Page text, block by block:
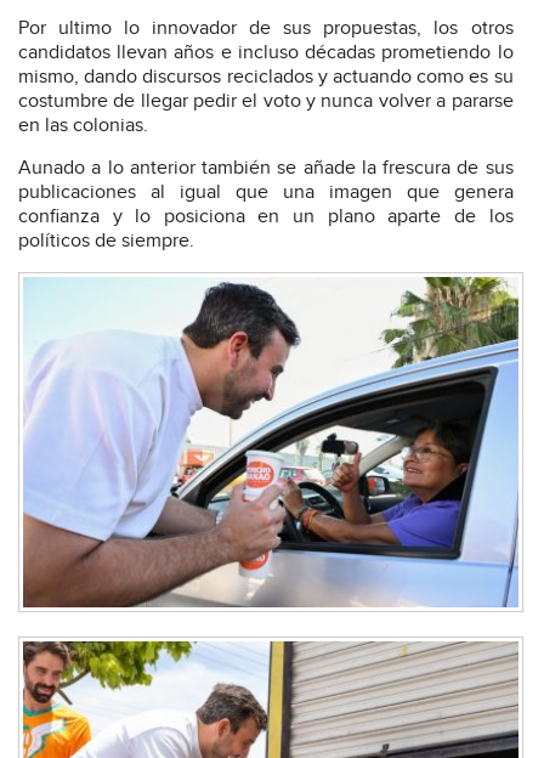
Por ultimo lo innovador de sus propuestas, los otros
candidatos llevan años e incluso décadas prometiendo lo
mismo, dando discursos reciclados y actuando como es su
costumbre de llegar pedir el voto y nunca volver a pararse
en las colonias.
Aunado a lo anterior también se añade la frescura de sus
publicaciones al igual que una imagen que genera
confianza y lo posiciona en un plano aparte de los
políticos de siempre.